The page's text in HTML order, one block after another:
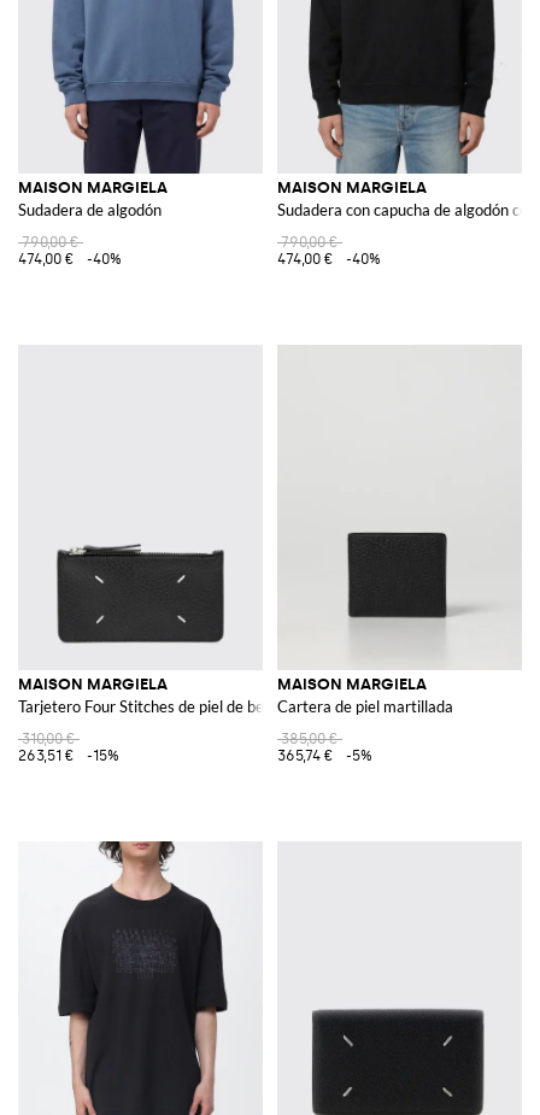
MAISON MARGIELA
Sudadera de algodón
790,00 €
474,00 €
-40%
MAISON MARGIELA
Sudadera con capucha de algodón
790,00 €
474,00 €
-40%
MAISON MARGIELA
Tarjetero Four Stitches de piel de becerro granulada con cremallera
310,00 €
263,51 €
-15%
MAISON MARGIELA
Cartera de piel martillada
385,00 €
365,74 €
-5%